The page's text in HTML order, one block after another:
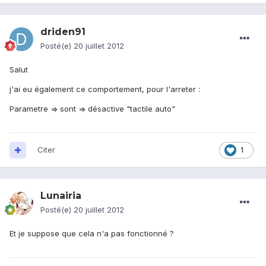
driden91
Posté(e) 20 juillet 2012
Salut
j'ai eu également ce comportement, pour l'arreter :
Parametre => sont => désactive "tactile auto"
1
Citer
Lunairia
Posté(e) 20 juillet 2012
Et je suppose que cela n'a pas fonctionné ?